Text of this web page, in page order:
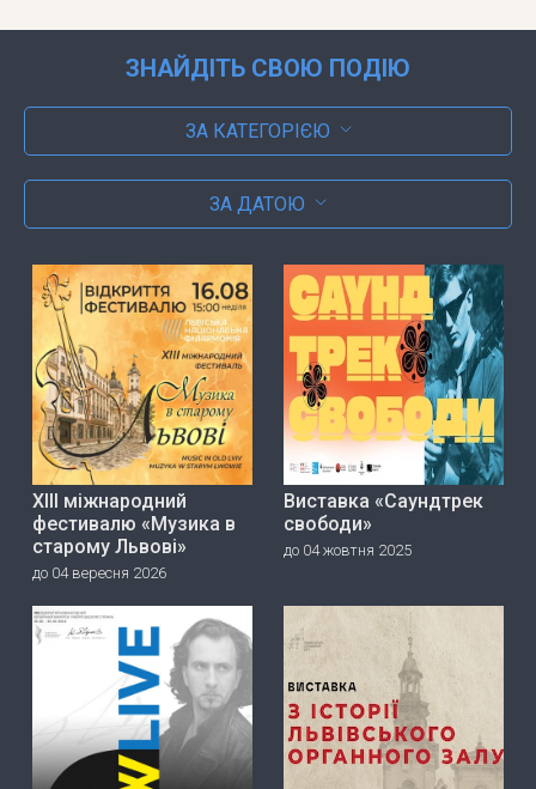
ЗНАЙДІТЬ СВОЮ ПОДІЮ
ЗА КАТЕГОРІЄЮ
ЗА ДАТОЮ
ХІІІ міжнародний
фестивалю «Музика в
старому Львові»
до 04 вересня 2026
Виставка «Саундтрек
свободи»
до 04 жовтня 2025